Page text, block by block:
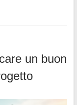
un buon